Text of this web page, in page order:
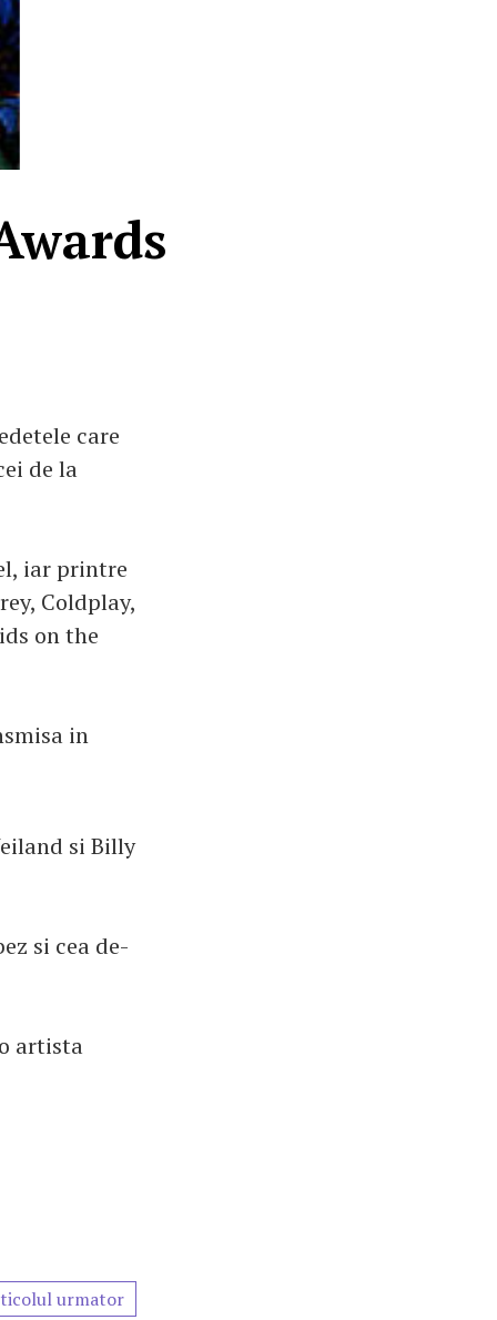
care
de la
iar printre
Coldplay,
on the
in
si Billy
si cea de-
artista
urmator